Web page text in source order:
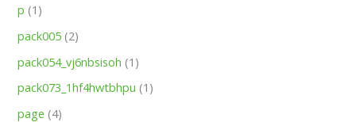
p (1)
pack005 (2)
pack054_vj6nbsisoh (1)
pack073_1hf4hwtbhpu (1)
page (4)